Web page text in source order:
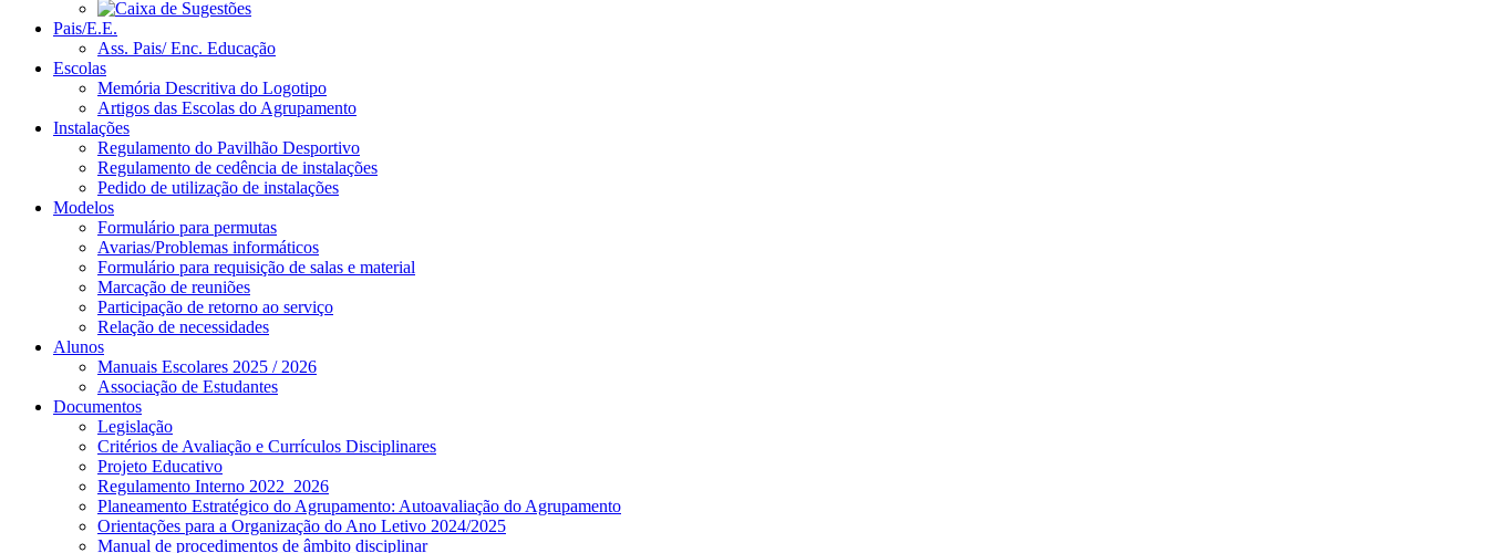
Pais/E.E.
Ass. Pais/ Enc. Educação
Escolas
Memória Descritiva do Logotipo
Artigos das Escolas do Agrupamento
Instalações
Regulamento do Pavilhão Desportivo
Regulamento de cedência de instalações
Pedido de utilização de instalações
Modelos
Formulário para permutas
Avarias/Problemas informáticos
Formulário para requisição de salas e material
Marcação de reuniões
Participação de retorno ao serviço
Relação de necessidades
Alunos
Manuais Escolares 2025 / 2026
Associação de Estudantes
Documentos
Legislação
Critérios de Avaliação e Currículos Disciplinares
Projeto Educativo
Regulamento Interno 2022_2026
Planeamento Estratégico do Agrupamento: Autoavaliação do Agrupamento
Orientações para a Organização do Ano Letivo 2024/2025
Manual de procedimentos de âmbito disciplinar